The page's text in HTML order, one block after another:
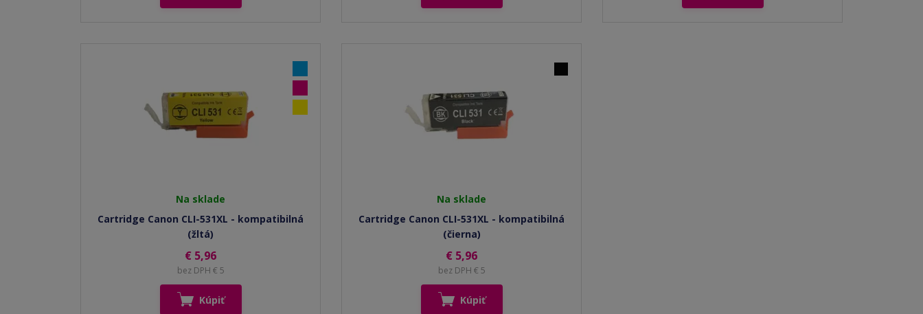
Na sklade
Cartridge Canon CLI-531XL - kompatibilná
(žltá)
€ 5,96
bez DPH € 5
Kúpiť
Na sklade
Cartridge Canon CLI-531XL - kompatibilná
(čierna)
€ 5,96
bez DPH € 5
Kúpiť